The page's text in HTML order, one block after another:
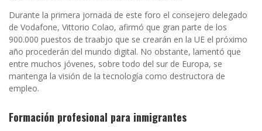
Durante la primera jornada de este foro el consejero delegado
de Vodafone, Vittorio Colao, afirmó que gran parte de los
900.000 puestos de traabjo que se crearán en la UE el próximo
año procederán del mundo digital. No obstante, lamentó que
entre muchos jóvenes, sobre todo del sur de Europa, se
mantenga la visión de la tecnología como destructora de
empleo.
Formación profesional para inmigrantes